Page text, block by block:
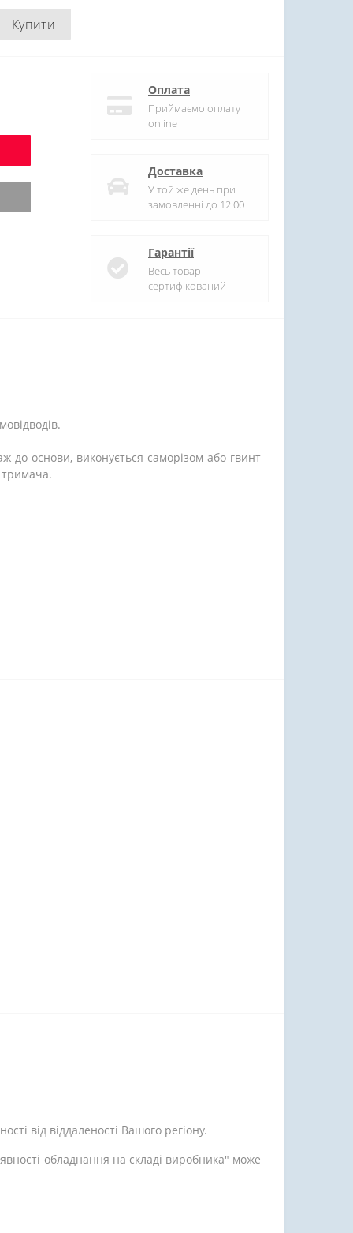
Купити
Оплата
Приймаємо оплату
online
Доставка
У той же день при
замовленні до 12:00
Гарантії
Весь товар
сертифікований
до основи, виконується саморізом або гвинт
тримача.
від віддаленості Вашого регіону.
обладнання на складі виробника" може